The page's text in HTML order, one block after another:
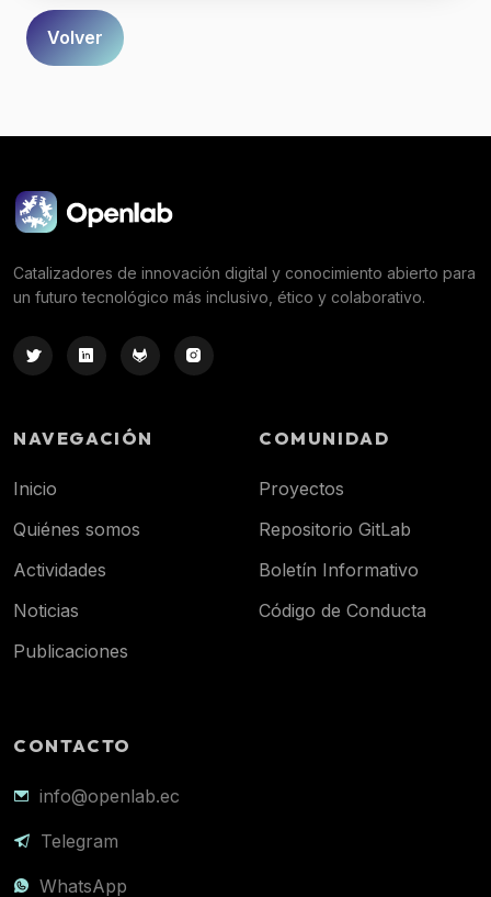
Volver
Catalizadores de innovación digital y conocimiento abierto para
un futuro tecnológico más inclusivo, ético y colaborativo.
NAVEGACIÓN
Inicio
Quiénes somos
Actividades
Noticias
Publicaciones
COMUNIDAD
Proyectos
Repositorio GitLab
Boletín Informativo
Código de Conducta
CONTACTO
info@openlab.ec
Telegram
WhatsApp